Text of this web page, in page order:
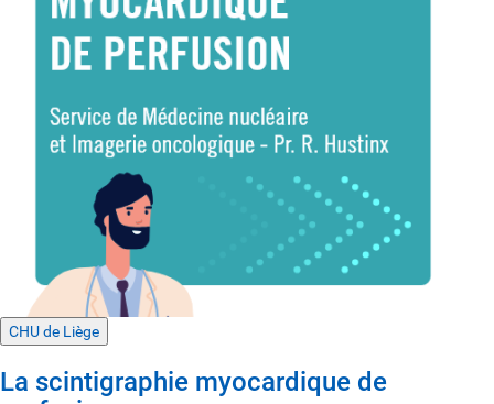
CHU de Liège
La scintigraphie myocardique de